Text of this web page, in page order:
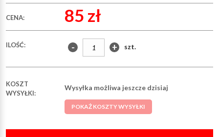
CENA: 85 zł
ILOŚĆ: - + szt.
KOSZT
WYSYŁKI:
Wysyłka możliwa jeszcze dzisiaj
POKAŻ KOSZTY WYSYŁKI